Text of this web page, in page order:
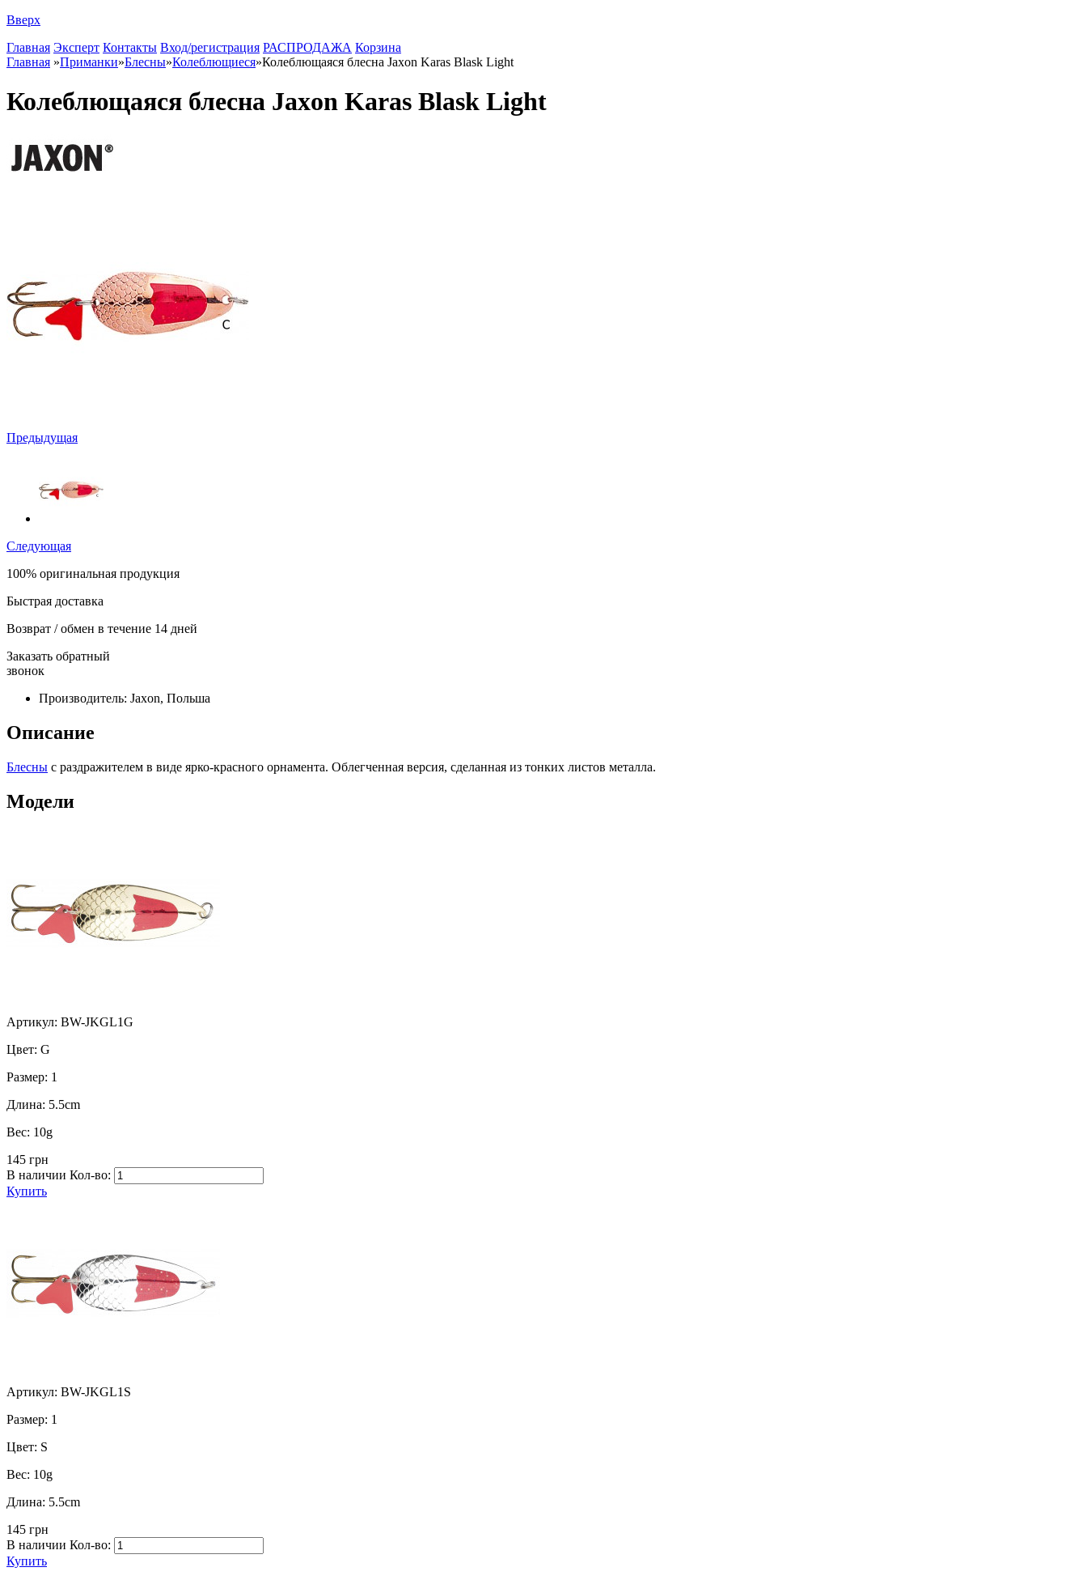
Вверх
Главная Эксперт Контакты Вход/регистрация РАСПРОДАЖА Корзина
Главная »Приманки»Блесны»Колеблющиеся»Колеблющаяся блесна Jaxon Karas Blask Light
Колеблющаяся блесна Jaxon Karas Blask Light
Предыдущая
Следующая
100% оригинальная продукция
Быстрая доставка
Возврат / обмен в течение 14 дней
Заказать обратный
звонок
Производитель: Jaxon, Польша
Описание
Блесны с раздражителем в виде ярко-красного орнамента. Облегченная версия, сделанная из тонких листов металла.
Модели
Артикул: BW-JKGL1G
Цвет: G
Размер: 1
Длина: 5.5cm
Вес: 10g
145 грн
В наличии Кол-во:
Купить
Артикул: BW-JKGL1S
Размер: 1
Цвет: S
Вес: 10g
Длина: 5.5cm
145 грн
В наличии Кол-во:
Купить